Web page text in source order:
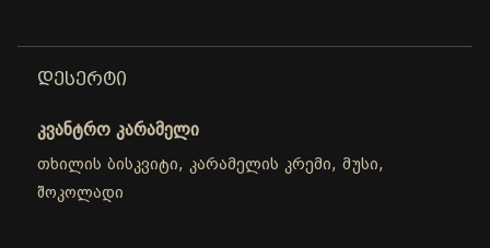
ᲓᲔᲡᲔᲠᲢᲘ
კვანტრო კარამელი
თხილის ბისკვიტი, კარამელის კრემი, მუსი,
შოკოლადი